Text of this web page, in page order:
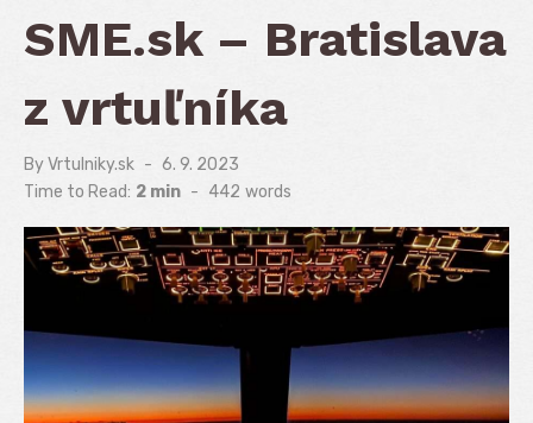
SME.sk – Bratislava
z vrtuľníka
ByVrtulniky.sk
Posted
on
6. 9. 2023
Time to Read: 2 min - 442 words